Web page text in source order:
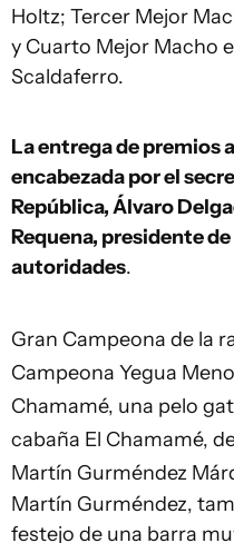
Holtz; Tercer Mejor
y Cuarto Mejor Macho
Scaldaferro.
La entrega de premios
encabezada por el
República, Álvaro
Requena, presidente
autoridades.
Gran Campeona de la
Campeona Yegua
Chamamé, una pelo
cabaña El Chamamé,
Martín Gurméndez
Martín Gurméndez,
festejo de una barra